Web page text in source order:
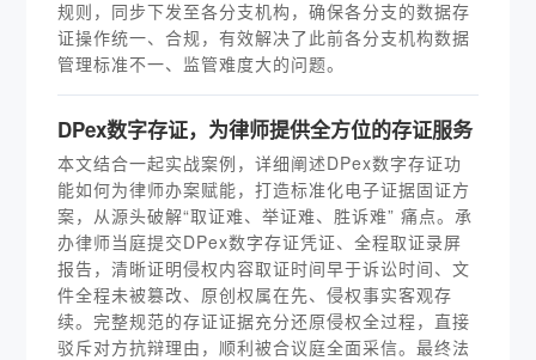
规则，同步下发至各分支机构，确保各分支的数据存
证操作统一、合规，有效解决了此前各分支机构数据
管理标准不一、监管难度大的问题。
DPex数字存证，为律师提供全方位的存证服务
本文结合一起实战案例，详细阐述DPex数字存证功
能如何为律师办案赋能，打造标准化电子证据固证方
案，从源头破解“取证难、举证难、胜诉难” 痛点。承
办律师当庭提交DPex数字存证凭证、全程取证录屏
报告，清晰证明侵权内容取证时间早于诉讼时间、文
件全程未被篡改、原创权属在先、侵权事实客观存
续。完整规范的存证证据充分还原侵权全过程，直接
驳斥对方抗辩理由，顺利被合议庭全面采信。最终法